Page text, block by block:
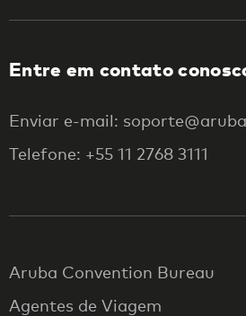
Entre em contato
Enviar e-mail:
Telefone: +55 11 2768 3111
Aruba Convention Bureau
Agentes de Viagem